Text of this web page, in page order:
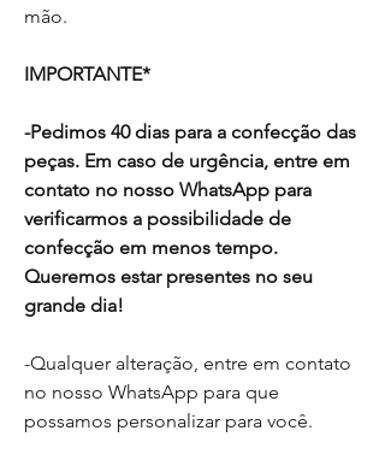
mão.
IMPORTANTE*
-Pedimos 40 dias para a confecção das
peças. Em caso de urgência, entre em
contato no nosso WhatsApp para
verificarmos a possibilidade de
confecção em menos tempo.
Queremos estar presentes no seu
grande dia!
-Qualquer alteração, entre em contato
no nosso WhatsApp para que
possamos personalizar para você.